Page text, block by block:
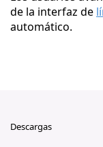
de la interfaz de
automático.
Descargas